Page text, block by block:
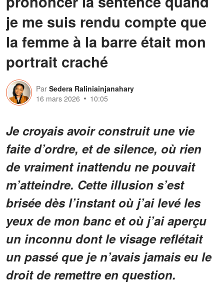
je me suis rendu compte que
la femme à la barre était mon
portrait craché
Par Sedera Raliniainjanahary
16 mars 2026
10:05
Je croyais avoir construit une vie
faite d’ordre, et de silence, où rien
de vraiment inattendu ne pouvait
m’atteindre. Cette illusion s’est
brisée dès l’instant où j’ai levé les
yeux de mon banc et où j’ai aperçu
un inconnu dont le visage reflétait
un passé que je n’avais jamais eu le
droit de remettre en question.